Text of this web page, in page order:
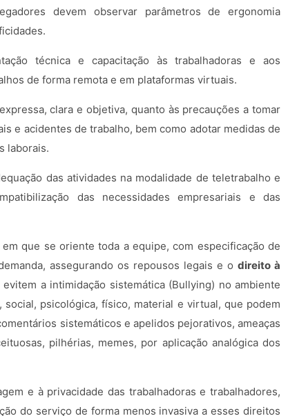
devem observar parâmetros de ergonomia
técnica e capacitação às trabalhadoras e aos
de forma remota e em plataformas virtuais.
clara e objetiva, quanto às precauções a tomar
e acidentes de trabalho, bem como adotar medidas de
laborais.
das atividades na modalidade de teletrabalho e
das necessidades empresariais e das
que se oriente toda a equipe, com especificação de
assegurando os repousos legais e o direito à
a intimidação sistemática (Bullying) no ambiente
psicológica, físico, material e virtual, que podem
sistemáticos e apelidos pejorativos, ameaças
pilhérias, memes, por aplicação analógica dos
e à privacidade das trabalhadoras e trabalhadores,
do serviço de forma menos invasiva a esses direitos